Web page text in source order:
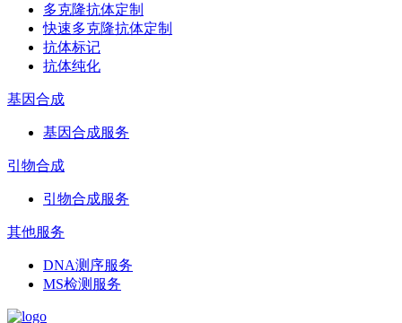
多克隆抗体定制
快速多克隆抗体定制
抗体标记
抗体纯化
基因合成
基因合成服务
引物合成
引物合成服务
其他服务
DNA测序服务
MS检测服务